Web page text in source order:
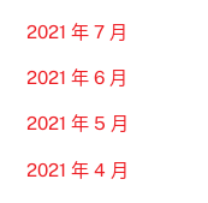
2021 年 7 月
2021 年 6 月
2021 年 5 月
2021 年 4 月